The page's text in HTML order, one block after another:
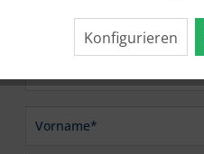
Konfigurieren